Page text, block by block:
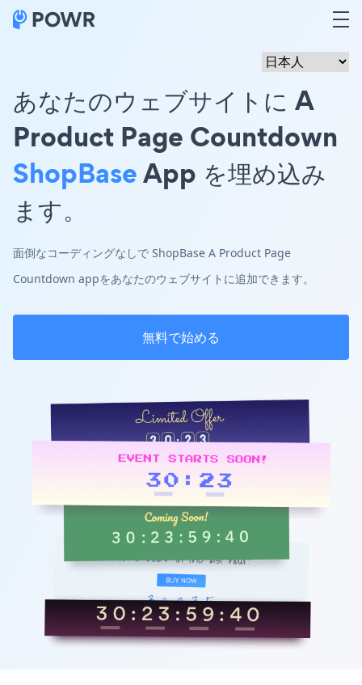
あなたのウェブサイトに A
Product Page Countdown
ShopBaseApp を埋め込み
ます。
面倒なコーディングなしで ShopBase A Product Page
Countdown appをあなたのウェブサイトに追加できます。
無料で始める